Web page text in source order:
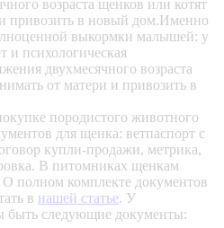
возраста щенков или котят
привозить в новый дом.Именно
выкормки малышей: у
и психологическая
двухмесячного возраста
от матери и привозить в
породистого животного
для щенка: ветпаспорт с
купли-продажи, метрика,
В питомниках щенкам
полном комплекте документов
в нашей статье. У
быть следующие документы: